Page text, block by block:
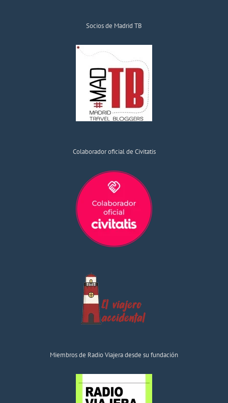
Socios de Madrid TB
Colaborador oficial de Civitatis
Miembros de Radio Viajera desde su fundación